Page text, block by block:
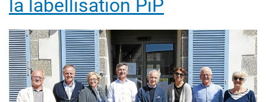
la labellisation PiP